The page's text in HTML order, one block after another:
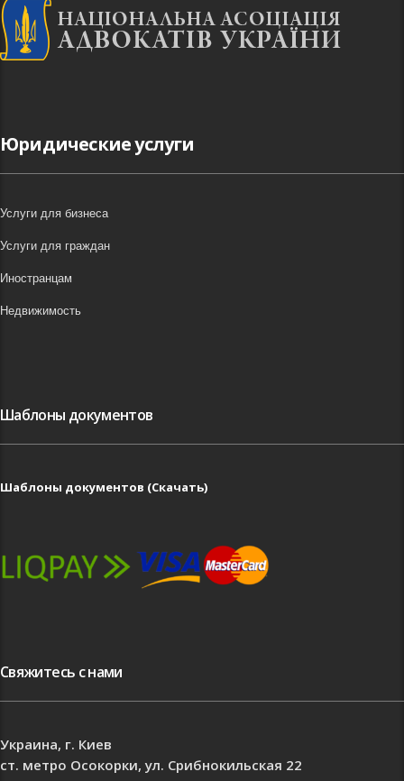
Юридические услуги
Услуги для бизнеса
Услуги для граждан
Иностранцам
Недвижимость
Шаблоны документов
Шаблоны документов (Скачать)
Свяжитесь с нами
Украина, г. Киев
ст. метро Осокорки, ул. Срибнокильская 22